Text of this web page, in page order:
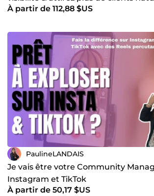
À partir de 112,88 $US
PaulineLANDAIS
Je vais être votre Community
Instagram et TikTok
À partir de 50,17 $US